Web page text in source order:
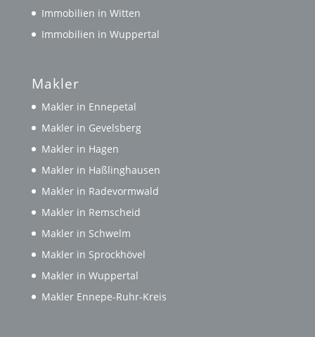
Immobilien in Witten
Immobilien in Wuppertal
Makler
Makler in Ennepetal
Makler in Gevelsberg
Makler in Hagen
Makler in Haßlinghausen
Makler in Radevormwald
Makler in Remscheid
Makler in Schwelm
Makler in Sprockhövel
Makler in Wuppertal
Makler Ennepe-Ruhr-Kreis